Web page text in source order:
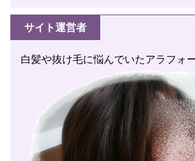
サイト運営者
白髪や抜け毛に悩んでいたアラフォ